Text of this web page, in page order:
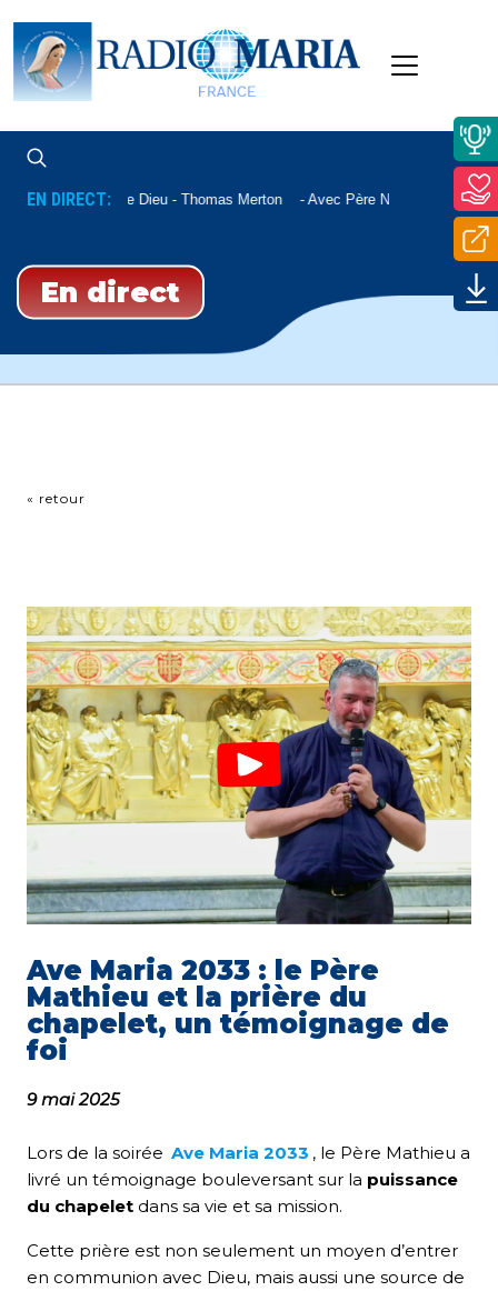
EN DIRECT:
La Paix De Dieu - Thomas Merton Avec Père Nicolas Sautereau
En direct
« retour
Ave Maria 2033 : le Père
Mathieu et la prière du
chapelet, un témoignage de
foi
9 mai 2025
Lors de la soirée Ave Maria 2033 , le Père Mathieu a
livré un témoignage bouleversant sur la puissance
du chapelet dans sa vie et sa mission.
Cette prière est non seulement un moyen d’entrer
en communion avec Dieu, mais aussi une source de